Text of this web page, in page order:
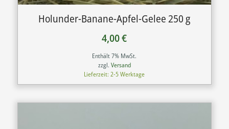
Holunder-Banane-Apfel-Gelee 250 g
4,00€
Enthält 7% MwSt.
zzgl. Versand
Lieferzeit: 2-5 Werktage